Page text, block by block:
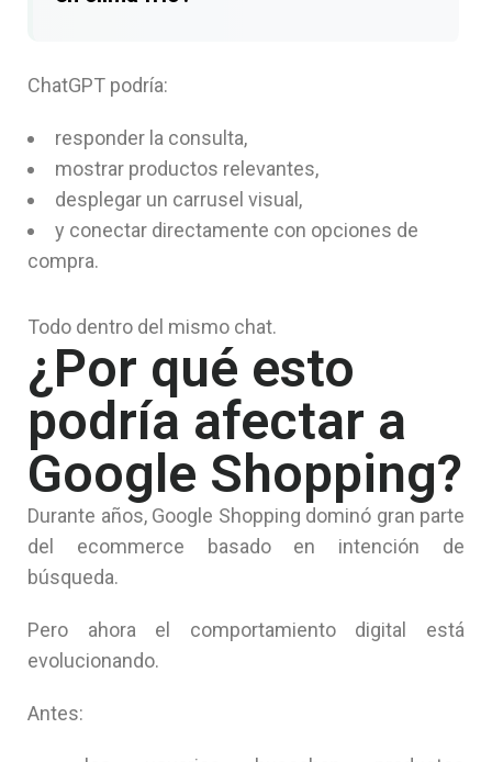
ChatGPT podría:
responder la consulta,
mostrar productos relevantes,
desplegar un carrusel visual,
y conectar directamente con opciones de
compra.
Todo dentro del mismo chat.
¿Por qué esto
podría afectar a
Google Shopping?
Durante años, Google Shopping dominó gran parte
del ecommerce basado en intención de
búsqueda.
Pero ahora el comportamiento digital está
evolucionando.
Antes: